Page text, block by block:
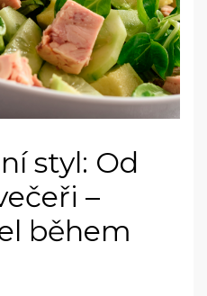
styl: Od
–
během